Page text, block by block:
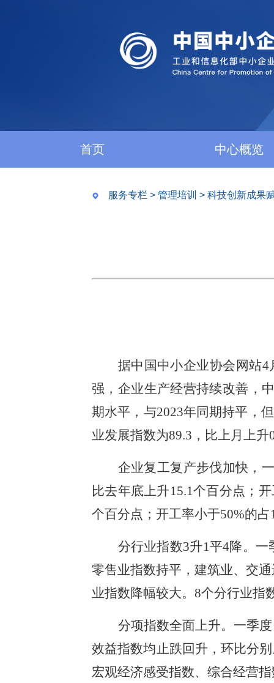
首页 中心概览
服务专栏 > 管理培训 > 科技创新成果
据中国中小企业协会网站
强，企业生产经营持续改善，
期水平，与2023年同期持平，
业发展指数为89.3，比上月上升
企业复工复产步伐加快，
比去年底上升15.1个百分点；
个百分点；开工率小于50%的
分行业指数3升1平4降。
零售业指数持平，建筑业、交
业指数降幅较大。8个分行业指
分项指数全面上升。一季
效益指数均止跌回升，环比分
宏观经济感受指数、综合经营